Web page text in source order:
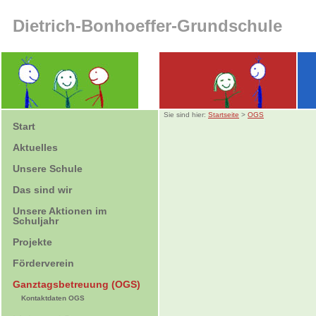
Dietrich-Bonhoeffer-Grundschule
Start
Aktuelles
Unsere Schule
Das sind wir
Unsere Aktionen im
Schuljahr
Projekte
Förderverein
Ganztagsbetreuung (OGS)
Kontaktdaten OGS
Sie sind hier: Startseite > OGS